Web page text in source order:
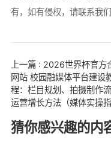
有，如有侵权，请联系我们
上一篇 : 2026世界杯官方
网站 校园融媒体平台建设
程：栏目规划、拍摄制作
运营增长方法（媒体实操指
猜你感兴趣的内